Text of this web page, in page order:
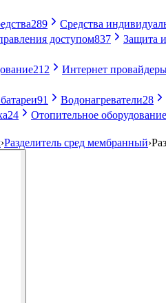
289 Средства
доступом837 Защита
212 Интернет
91 Водонагреватели28
24 Отопительное оборудование
›Разделитель сред мембранный›